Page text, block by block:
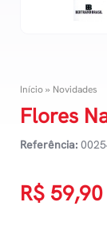
Início» Novidades
Flores
Referência:
R$ 59,90